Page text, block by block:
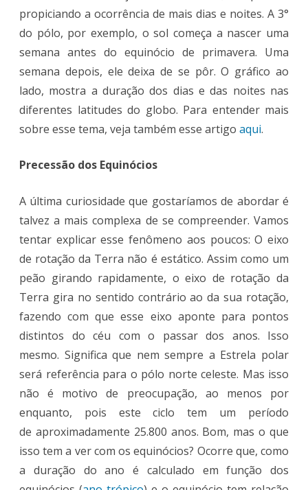
propiciando a ocorrência de mais dias e noites. A 3°
do pólo, por exemplo, o sol começa a nascer uma
semana antes do equinócio de primavera. Uma
semana depois, ele deixa de se pôr. O gráfico ao
lado, mostra a duração dos dias e das noites nas
diferentes latitudes do globo. Para entender mais
sobre esse tema, veja também esse artigo aqui.
Precessão dos Equinócios
A última curiosidade que gostaríamos de abordar é
talvez a mais complexa de se compreender. Vamos
tentar explicar esse fenômeno aos poucos: O eixo
de rotação da Terra não é estático. Assim como um
peão girando rapidamente, o eixo de rotação da
Terra gira no sentido contrário ao da sua rotação,
fazendo com que esse eixo aponte para pontos
distintos do céu com o passar dos anos. Isso
mesmo. Significa que nem sempre a Estrela polar
será referência para o pólo norte celeste. Mas isso
não é motivo de preocupação, ao menos por
enquanto, pois este ciclo tem um período
de aproximadamente 25.800 anos. Bom, mas o que
isso tem a ver com os equinócios? Ocorre que, como
a duração do ano é calculado em função dos